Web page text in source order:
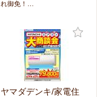
れ御免！…
ヤマダデンキ/家電住